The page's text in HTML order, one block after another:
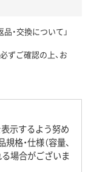
・交換について」
必ずご確認の上、お
示するよう努め
格・仕様（容量、
る場合がございま